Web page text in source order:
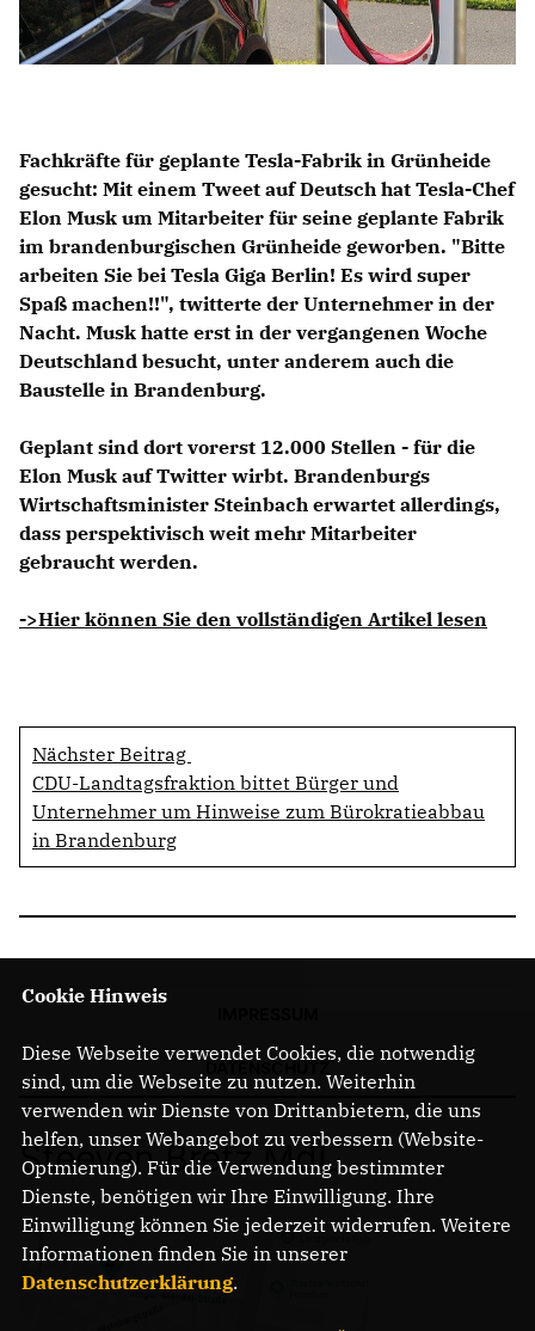
Fachkräfte für geplante Tesla-Fabrik in Grünheide
gesucht: Mit einem Tweet auf Deutsch hat Tesla-Chef
Elon Musk um Mitarbeiter für seine geplante Fabrik
im brandenburgischen Grünheide geworben. "Bitte
arbeiten Sie bei Tesla Giga Berlin! Es wird super
Spaß machen!!", twitterte der Unternehmer in der
Nacht. Musk hatte erst in der vergangenen Woche
Deutschland besucht, unter anderem auch die
Baustelle in Brandenburg.
Geplant sind dort vorerst 12.000 Stellen - für die
Elon Musk auf Twitter wirbt. Brandenburgs
Wirtschaftsminister Steinbach erwartet allerdings,
dass perspektivisch weit mehr Mitarbeiter
gebraucht werden.
->Hier können Sie den vollständigen Artikel lesen
Nächster Beitrag
CDU-Landtagsfraktion bittet Bürger und
Unternehmer um Hinweise zum Bürokratieabbau
in Brandenburg
Steeven Bretz MdL
Cookie Hinweis
Diese Webseite verwendet Cookies, die notwendig
sind, um die Webseite zu nutzen. Weiterhin
verwenden wir Dienste von Drittanbietern, die uns
helfen, unser Webangebot zu verbessern (Website-
Optmierung). Für die Verwendung bestimmter
Dienste, benötigen wir Ihre Einwilligung. Ihre
Einwilligung können Sie jederzeit widerrufen. Weitere
Informationen finden Sie in unserer
Datenschutzerklärung.